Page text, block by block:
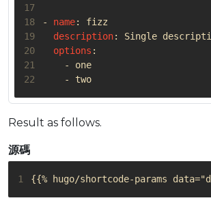
17
18
- name:
fizz
19
description:
Single
20
options :
21
- one
22
- two
Result as follows.
源碼
1 {{% hugo/shortcode-params